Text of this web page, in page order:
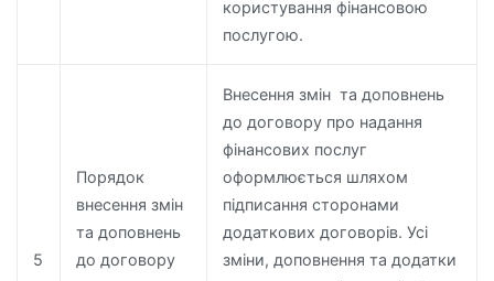
користування фінансовою
послугою.
5
Порядок
внесення змін
та доповнень
до договору
Внесення змін та доповнень
до договору про надання
фінансових послуг
оформлюється шляхом
підписання сторонами
додаткових договорів. Усі
зміни, доповнення та додатки